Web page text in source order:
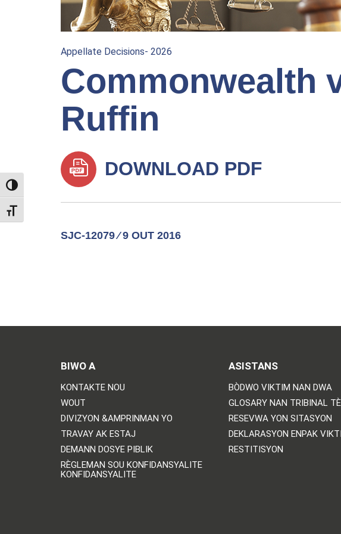
TOGGLE HIGH CONTRAST
TOGGLE FONT SIZE
Appellate Decisions- 2026
Commonwealth
Ruffin
DOWNLOAD PDF
SJC-12079 ⁄ 9 OUT 2016
BIWO A
KONTAKTE NOU
WOUT
DIVIZYON &AMPRINMAN YO
TRAVAY AK ESTAJ
DEMANN DOSYE PIBLIK
RÈGLEMAN SOU KONFIDANSYALITE
KONFIDANSYALITE
ASISTANS
BÒDWO VIKTIM NAN DWA
GLOSARY NAN TRIBINAL
RESEVWA YON SITASYON
DEKLARASYON ENPAK
RESTITISYON